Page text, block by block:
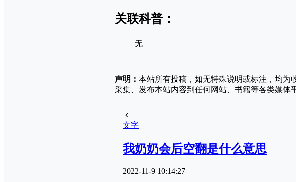
关联科普：
无
声明： 本站所有投稿，如无特殊说明或标注，均为
采集、发布本站内容到任何网站、书籍等各类媒体
文字
我奶奶会后空翻是什么意思
2022-11-9 10:14:27